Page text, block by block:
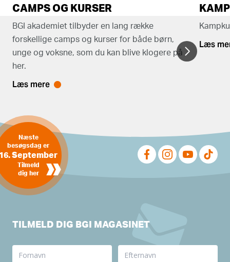
CAMPS OG KURSER
BGI akademiet tilbyder en lang række
forskellige camps og kurser for både børn,
unge og voksne, som du kan blive klogere på
her.
Læs mere
Læs
»
Næste
besøgsdag er
September
Tilmeld
dig her
TILMELD DIG BGI MAGASINET